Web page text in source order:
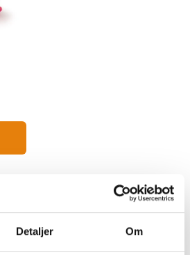
Detaljer Om
vigtig?
Trimning hjælper med at fjerne